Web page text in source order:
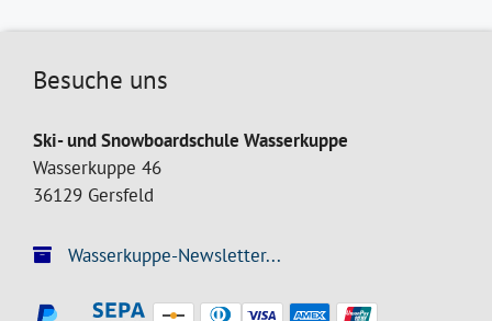
Besuche uns
Ski- und Snowboardschule Wasserkuppe
Wasserkuppe 46
36129 Gersfeld
Wasserkuppe-Newsletter...